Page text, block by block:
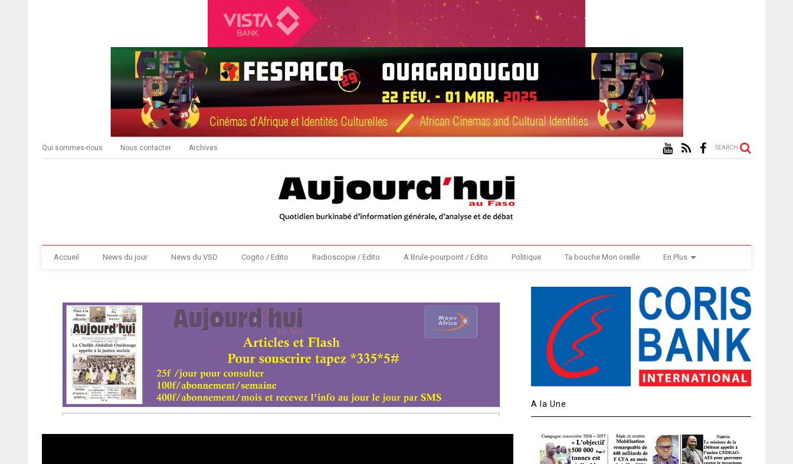
Qui sommes-nous Nous contacter Archives SEARCH
Accueil News du jour News du VSD Cogito / Edito Radioscopie / Edito A Brule-pourpoint / Edito Politique Ta bouche Mon oreille En Plus
A la Une